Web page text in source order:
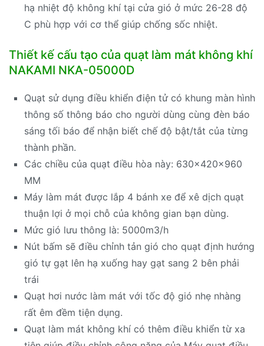
hạ nhiệt độ không khí tại cửa gió ở mức 26-28 độ
C phù hợp với cơ thể giúp chống sốc nhiệt.
Thiết kế cấu tạo của quạt làm mát không khí
NAKAMI NKA-05000D
Quạt sử dụng điều khiển điện tử có khung màn hình
thông số thông báo cho người dùng cùng đèn báo
sáng tối báo để nhận biết chế độ bật/tắt của từng
thành phần.
Các chiều của quạt điều hòa này: 630x420x960
MM
Máy làm mát được lắp 4 bánh xe để xê dịch quạt
thuận lợi ở mọi chỗ của không gian bạn dùng.
Mức gió lưu thông là: 5000m3/h
Nút bấm sẽ điều chỉnh tản gió cho quạt định hướng
gió tự gạt lên hạ xuống hay gạt sang 2 bên phải
trái
Quạt hơi nước làm mát với tốc độ gió nhẹ nhàng
rất êm đềm tiện dụng.
Quạt làm mát không khí có thêm điều khiển từ xa